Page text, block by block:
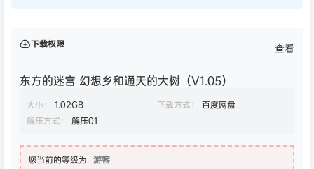
下载权限 查看
东方的迷宫 幻想乡和通天的大树（V1.05）
大小： 1.02GB 下载方式：
百度网盘
解压方式：
解压01
您当前的等级为 游客